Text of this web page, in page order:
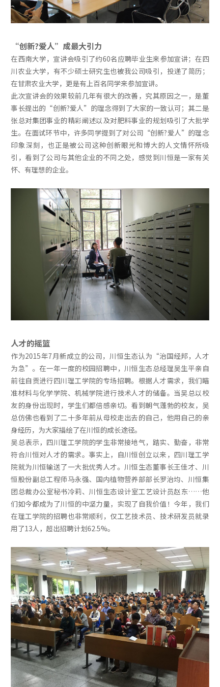
“创新?爱人”成最大引力
在西南大学，宣讲会吸引了约60名应聘毕业生来参加宣讲；在四
川农业大学，有不少硕士研究生也被我公司吸引，投递了简历；
在甘肃农业大学，更是有上百名同学来参加宣讲。
此次宣讲会的效果较前几年有很大的改善，究其原因之一，是董
事长提出的“创新?爱人”的理念得到了大家的一致认可；其二是
张总对集团事业的精彩阐述以及对肥料事业的规划吸引了大批学
生。在面试环节中，许多同学提到了对公司“创新?爱人”的理念
印象深刻，也正是被公司这种创新眼光和博大的人文情怀所吸
引，看到了公司与其他企业的不同之处，感觉到川恒是一家有关
怀、有理想的企业。
人才的摇篮
作为2015年7月新成立的公司，川恒生态认为“治国经邦，人才
为急”。在一年一度的校园招聘中，川恒生态总经理吴生平亲自
前往自贡进行四川理工学院的专场招聘。根据人才需求，我们瞄
准材料与化学学院、机械学院进行技术人才的储备。当吴总以校
友的身份出现时，学生们都倍感亲切。看到朝气蓬勃的校友，吴
总仿佛也看到了二十多年前从母校走出去的自己，他用自己的亲
身经历，为大家描绘了在川恒的成长途径。
吴总表示，四川理工学院的学生非常接地气，踏实、勤奋，非常
符合川恒对人才的需求。事实上，自川恒创立以来，四川理工学
院就为川恒输送了一大批优秀人才。川恒生态董事长王佳才、川
恒股份副总工程师马永强、国内植物营养部部长罗治均、川恒集
团总裁办公室秘书冷莉、川恒生态设计室工艺设计员赵东……他
们如今都成为了川恒的中坚力量，实现了自我价值！今年，我们
在理工学院的招聘也非常顺利，仅工艺技术员、技术研发员就录
用了13人，超出招聘计划62.5%。